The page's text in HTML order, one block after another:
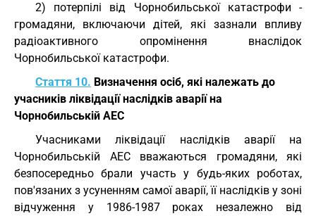
2) потерпілі від Чорнобильської катастрофи -
громадяни, включаючи дітей, які зазнали впливу
радіоактивного опромінення внаслідок
Чорнобильської катастрофи.
Стаття 10. Визначення осіб, які належать до
учасників ліквідації наслідків аварії на
Чорнобильській АЕС
Учасниками ліквідації наслідків аварії на
Чорнобильській АЕС вважаються громадяни, які
безпосередньо брали участь у будь-яких роботах,
пов'язаних з усуненням самої аварії, її наслідків у зоні
відчуження у 1986-1987 роках незалежно від